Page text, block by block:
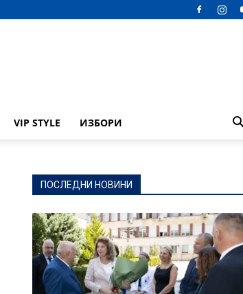
VIP STYLE ИЗБОРИ
ПОСЛЕДНИ НОВИНИ